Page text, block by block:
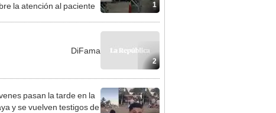
1
la atención al paciente
2
DiFama
pasan la tarde en la
y se vuelven testigos de